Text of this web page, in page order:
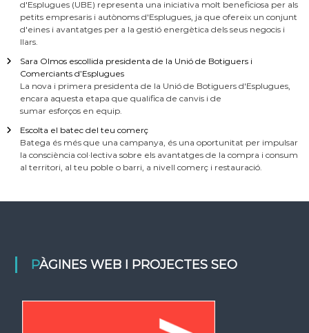
d'Esplugues (UBE) representa una iniciativa molt beneficiosa per als
petits empresaris i autònoms d'Esplugues, ja que ofereix un conjunt
d'eines i avantatges per a la gestió energètica dels seus negocis i
llars.
Sara Olmos escollida presidenta de la Unió de Botiguers i
Comerciants d’Esplugues
La nova i primera presidenta de la Unió de Botiguers d'Esplugues,
encara aquesta etapa que qualifica de canvis i de
sumar esforços en equip.
Escolta el batec del teu comerç
Batega és més que una campanya, és una oportunitat per impulsar
la consciència col·lectiva sobre els avantatges de la compra i consum
al territori, al teu poble o barri, a nivell comerç i restauració.
PÀGINES WEB I PROJECTES SEO